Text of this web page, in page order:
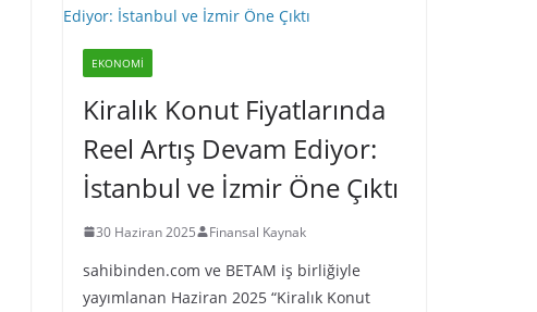
EKONOMI
Kiralık Konut Fiyatlarında
Reel Artış Devam Ediyor:
İstanbul ve İzmir Öne Çıktı
30 Haziran 2025 Finansal Kaynak
sahibinden.com ve BETAM iş birliğiyle
yayımlanan Haziran 2025 “Kiralık Konut